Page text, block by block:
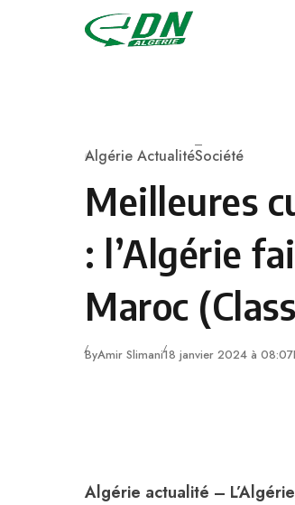
Skip to content
Category
Algérie ActualitéSociété
Meilleures
: l’Algérie
Maroc
ByAmir Slimani18 janvier 2024 à 08:07
Algérie actualité –